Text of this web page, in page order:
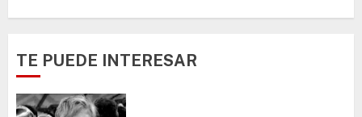
TE PUEDE INTERESAR